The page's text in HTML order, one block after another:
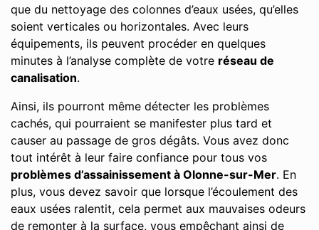
que du nettoyage des colonnes d’eaux usées, qu’elles
soient verticales ou horizontales. Avec leurs
équipements, ils peuvent procéder en quelques
minutes à l’analyse complète de votre réseau de
canalisation.
Ainsi, ils pourront même détecter les problèmes
cachés, qui pourraient se manifester plus tard et
causer au passage de gros dégâts. Vous avez donc
tout intérêt à leur faire confiance pour tous vos
problèmes d’assainissement à Olonne-sur-Mer. En
plus, vous devez savoir que lorsque l’écoulement des
eaux usées ralentit, cela permet aux mauvaises odeurs
de remonter à la surface, vous empêchant ainsi de